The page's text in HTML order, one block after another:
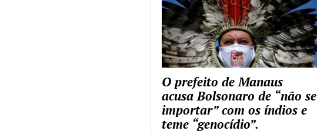
O prefeito de Manaus
acusa Bolsonaro de “não se
importar” com os índios e
teme “genocídio”.